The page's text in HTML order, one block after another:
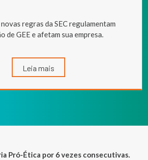
regras da SEC regulamentam
de GEE e afetam sua empresa.
Leia mais
Pró-Ética por 6 vezes consecutivas.